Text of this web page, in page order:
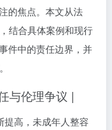
的焦点。本文从法
结合具体案例和现行
件中的责任边界，并
与伦理争议 |
提高，未成年人整容